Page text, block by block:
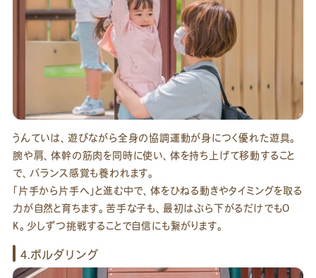
うんていは、遊びながら全身の協調運動が身につく優れた遊具。
腕や肩、体幹の筋肉を同時に使い、体を持ち上げて移動すること
で、バランス感覚も養われます。
「片手から片手へ」と進む中で、体をひねる動きやタイミングを取る
力が自然と育ちます。苦手な子も、最初はぶら下がるだけでもO
K。少しずつ挑戦することで自信にも繋がります。
4.ボルダリング